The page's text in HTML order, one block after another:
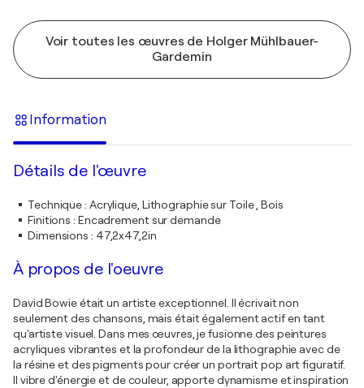
Voir toutes les œuvres de Holger Mühlbauer-
Gardemin
Information
Détails de l'œuvre
Technique: Acrylique, Lithographie sur Toile , Bois
Finitions : Encadrement sur demande
Dimensions : 47,2x47,2in
À propos de l'oeuvre
David Bowie était un artiste exceptionnel. Il écrivait non
seulement des chansons, mais était également actif en tant
qu'artiste visuel. Dans mes œuvres, je fusionne des peintures
acryliques vibrantes et la profondeur de la lithographie avec de
la résine et des pigments pour créer un portrait pop art figuratif.
Il vibre d'énergie et de couleur, apporte dynamisme et inspiration